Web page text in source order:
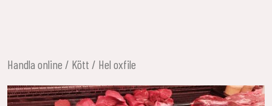
Handla online / Kött / Hel oxfile